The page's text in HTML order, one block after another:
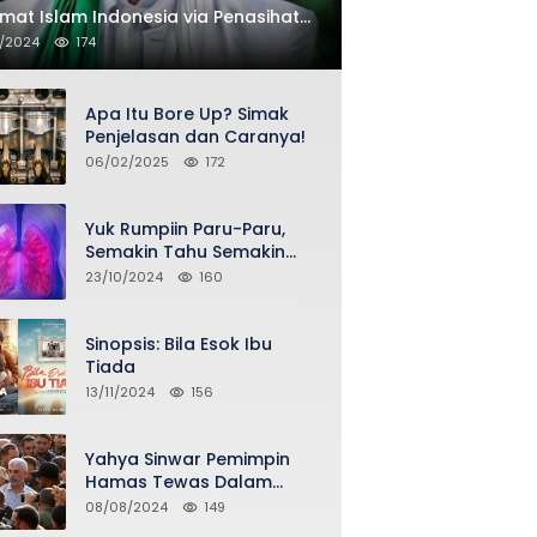
Islam Indonesia via Penasihat
FPI Asy-Syeikh KH Buya Ahmad
Jailani Al-Bantani
2024 174
Apa Itu Bore Up? Simak
Penjelasan dan Caranya!
06/02/2025 172
Yuk Rumpiin Paru-Paru,
Semakin Tahu Semakin
Sehat Selalu
23/10/2024 160
Sinopsis: Bila Esok Ibu
Tiada
13/11/2024 156
Yahya Sinwar Pemimpin
Hamas Tewas Dalam
Serangan Israel di Gaza
08/08/2024 149